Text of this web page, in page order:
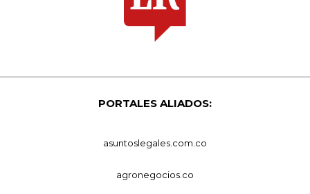
PORTALES ALIADOS:
asuntoslegales.com.co
agronegocios.co